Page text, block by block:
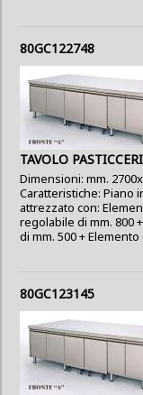
80GC122748
TAVOLO
Dimensioni: mm.
Caratteristiche: Piano
attrezzato con:
regolabile di mm. 800
di mm. 500 + Elemento
80GC123145